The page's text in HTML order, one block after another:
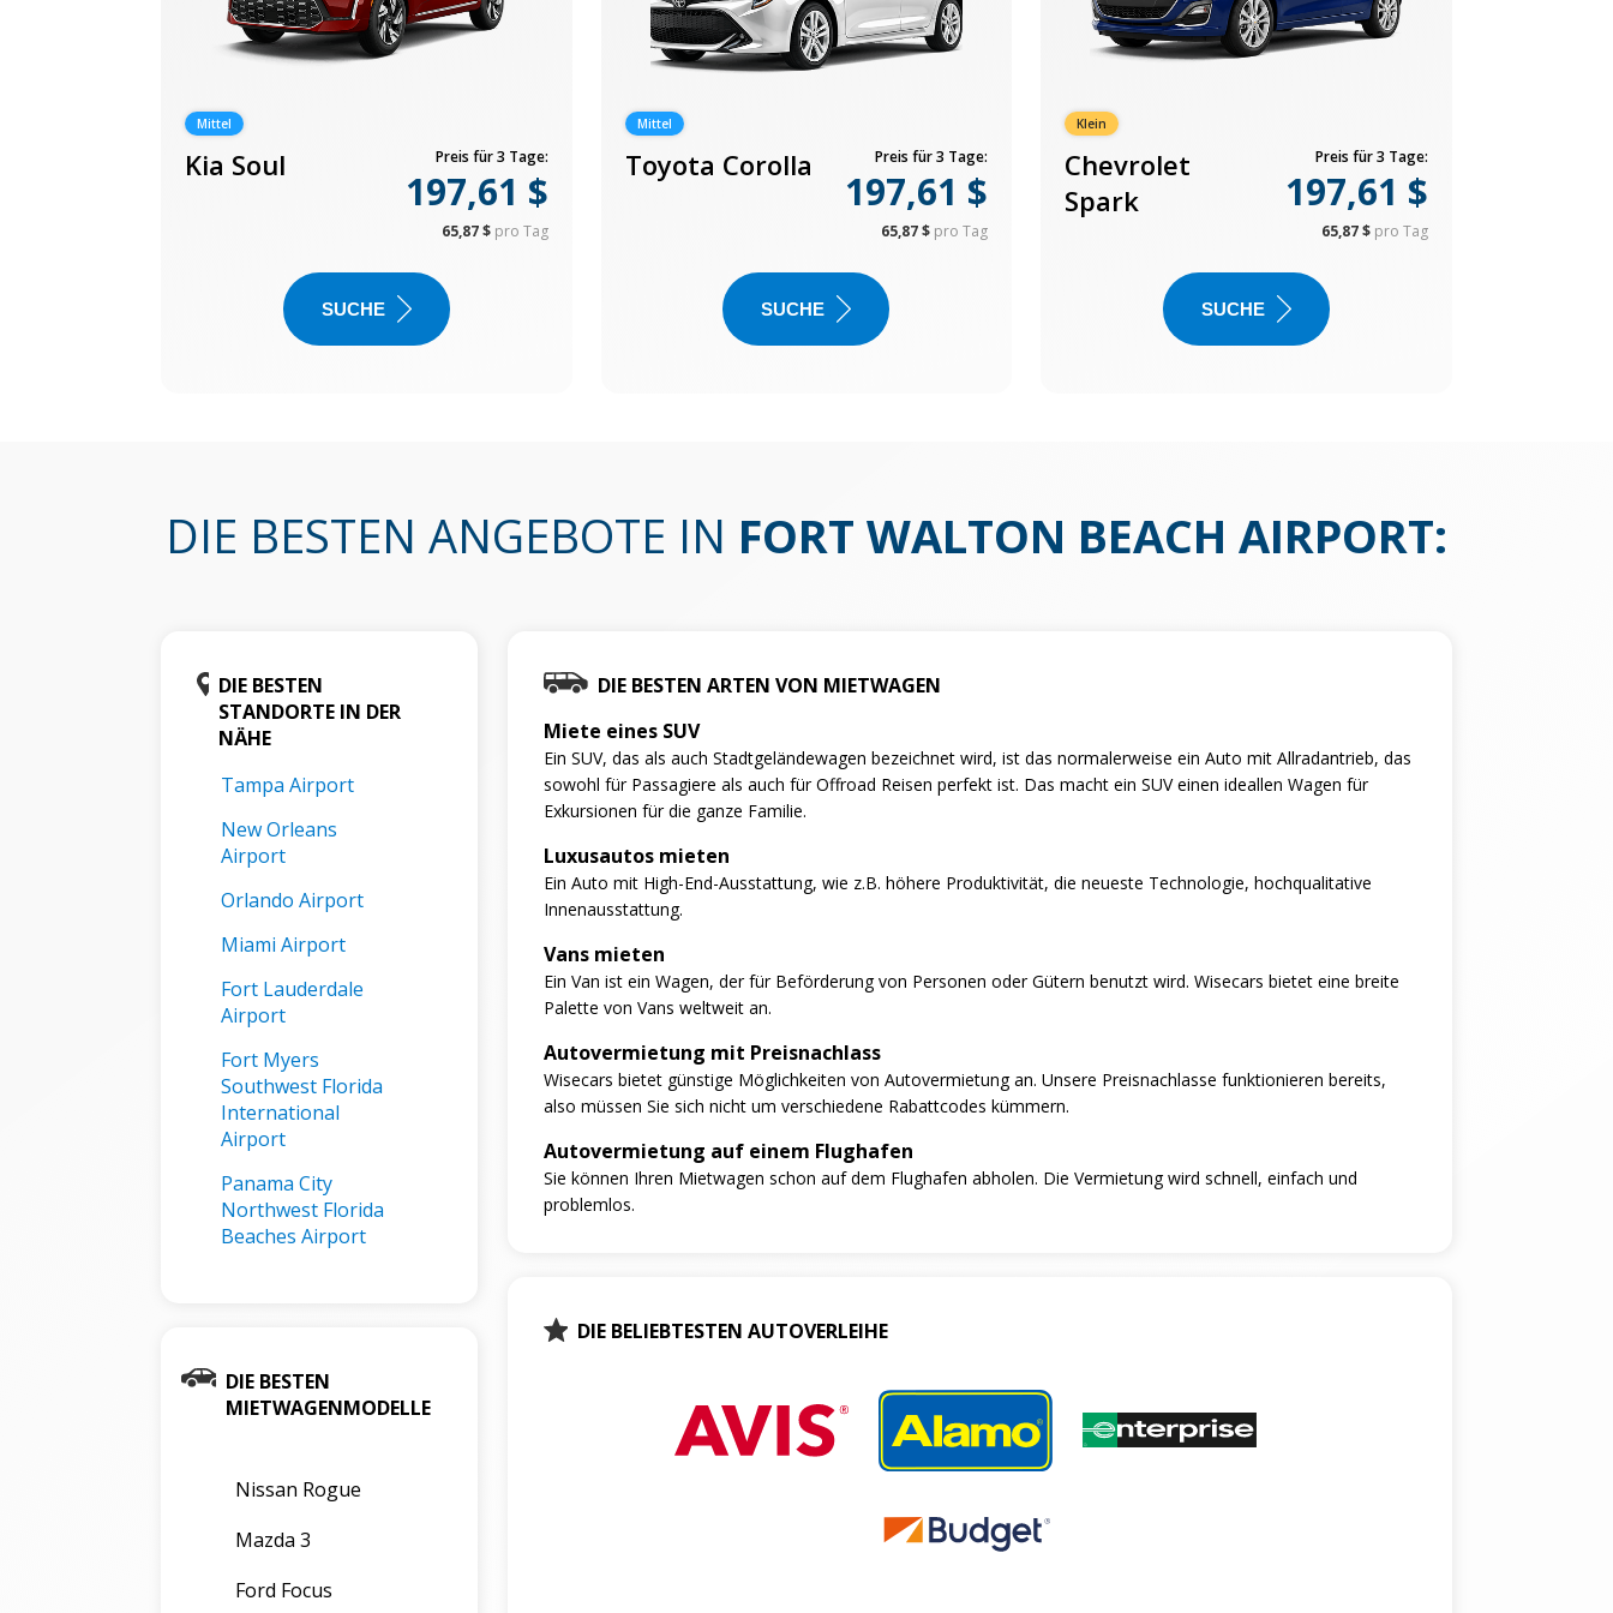
Mittel
Kia Soul Preis für 3 Tage:
197,61 $
65,87 $ pro Tag
SUCHE
Mittel
Toyota Corolla Preis für 3 Tage:
197,61 $
65,87 $ pro Tag
SUCHE
Klein
Chevrolet
Spark
Preis für 3 Tage:
197,61 $
65,87 $ pro Tag
SUCHE
DIE BESTEN ANGEBOTE IN FORT WALTON BEACH AIRPORT:
DIE BESTEN
STANDORTE IN DER
NÄHE
Tampa Airport
New Orleans
Airport
Orlando Airport
Miami Airport
Fort Lauderdale
Airport
Fort Myers
Southwest Florida
International
Airport
Panama City
Northwest Florida
Beaches Airport
DIE BESTEN
MIETWAGENMODELLE
Nissan Rogue
Mazda 3
Ford Focus
DIE BESTEN ARTEN VON MIETWAGEN
Miete eines SUV
Ein SUV, das als auch Stadtgeländewagen bezeichnet wird, ist das normalerweise ein Auto mit Allradantrieb, das
sowohl für Passagiere als auch für Offroad Reisen perfekt ist. Das macht ein SUV einen ideallen Wagen für
Exkursionen für die ganze Familie.
Luxusautos mieten
Ein Auto mit High-End-Ausstattung, wie z.B. höhere Produktivität, die neueste Technologie, hochqualitative
Innenausstattung.
Vans mieten
Ein Van ist ein Wagen, der für Beförderung von Personen oder Gütern benutzt wird. Wisecars bietet eine breite
Palette von Vans weltweit an.
Autovermietung mit Preisnachlass
Wisecars bietet günstige Möglichkeiten von Autovermietung an. Unsere Preisnachlasse funktionieren bereits,
also müssen Sie sich nicht um verschiedene Rabattcodes kümmern.
Autovermietung auf einem Flughafen
Sie können Ihren Mietwagen schon auf dem Flughafen abholen. Die Vermietung wird schnell, einfach und
problemlos.
DIE BELIEBTESTEN AUTOVERLEIHE